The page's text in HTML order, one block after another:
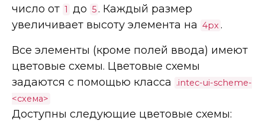
число от 1 до 5. Каждый размер
увеличивает высоту элемента на 4px .
Все элементы (кроме полей ввода) имеют
цветовые схемы. Цветовые схемы
задаются с помощью класса
.intec-ui-scheme-
<схема>
Доступны следующие цветовые схемы: